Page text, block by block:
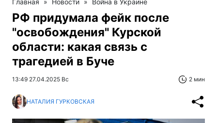
РФ придумала фейк после
"освобождения" Курской
области: какая связь с
трагедией в Буче
13:49 27.04.2025 Вс 2 мин
НАТАЛИЯ ГУРКОВСКАЯ